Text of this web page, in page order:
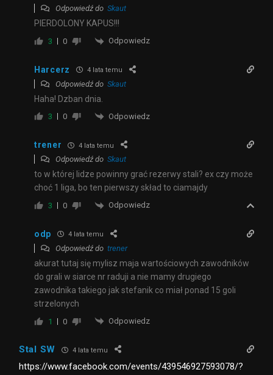
Odpowiedź do Skaut
PIERDOLONY KAPUS!!!
3 0 Odpowiedz
Harcerz 4 lata temu
Odpowiedź do Skaut
Haha! Dzban dnia.
3 0 Odpowiedz
trener 4 lata temu
Odpowiedź do Skaut
to w której lidze powinny grać rezerwy stali? ex czy może
choć 1 liga, bo ten pierwszy skład to ciamajdy
3 0 Odpowiedz
odp 4 lata temu
Odpowiedź do trener
akurat tutaj się mylisz maja wartościowych zawodników
do grali w siarce nr raduji a nie mamy drugiego
zawodnika takiego jak stefanik co miał ponad 15 goli
strzelonych
1 0 Odpowiedz
Stal SW 4 lata temu
https://www.facebook.com/events/439546927593078/?